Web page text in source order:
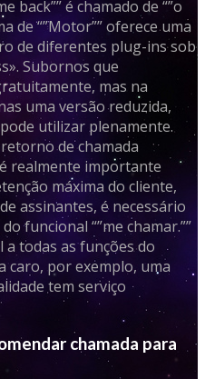
back”” é chamado de “”o
de “”Motor”” oferece uma
de diferentes plug-ins sob
Subornos que
mas na
uma versão reduzida,
utilizar plenamente.
de chamada
realmente importante
máxima do cliente,
assinantes, é necessário
funcional “”me chamar.””
todas as funções do
caro, por exemplo, uma
tem serviço
chamada para